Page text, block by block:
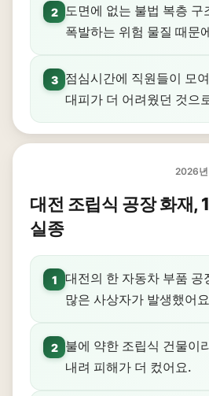
2
도면에 없는 불법 복층 구
폭발하는 위험 물질 때문
3
점심시간에 직원들이 모
대피가 더 어려웠던 것으
2026년
대전 조립식 공장 화재,
실종
1
대전의 한 자동차 부품 공
많은 사상자가 발생했어
2
불에 약한 조립식 건물이
내려 피해가 더 컸어요.